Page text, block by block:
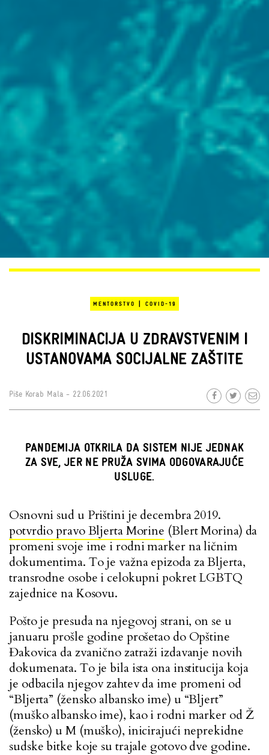
MENTORSTVO | COVID-19
DISKRIMINACIJA U ZDRAVSTVENIM I
USTANOVAMA SOCIJALNE ZAŠTITE
Piše Korab Mala - 22.06.2021
PANDEMIJA OTKRILA DA SISTEM NIJE JEDNAK
ZA SVE, JER NE PRUŽA SVIMA ODGOVARAJUĆE
USLUGE.
Osnovni sud u Prištini je decembra 2019.
potvrdio pravo Bljerta Morine (Blert Morina) da
promeni svoje ime i rodni marker na ličnim
dokumentima. To je važna epizoda za Bljerta,
transrodne osobe i celokupni pokret LGBTQ
zajednice na Kosovu.
Pošto je presuda na njegovoj strani, on se u
januaru prošle godine prošetao do Opštine
Đakovica da zvanično zatraži izdavanje novih
dokumenata. To je bila ista ona institucija koja
je odbacila njegov zahtev da ime promeni od
“Bljerta” (žensko albansko ime) u “Bljert”
(muško albansko ime), kao i rodni marker od Ž
(žensko) u M (muško), inicirajući neprekidne
sudske bitke koje su trajale gotovo dve godine.